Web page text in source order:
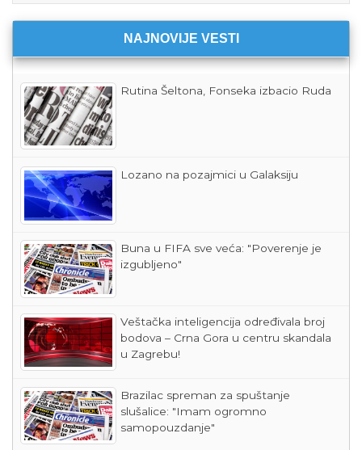
NAJNOVIJE VESTI
Rutina Šeltona, Fonseka izbacio Ruda
Lozano na pozajmici u Galaksiju
Buna u FIFA sve veća: "Poverenje je
izgubljeno"
Veštačka inteligencija određivala broj
bodova – Crna Gora u centru skandala
u Zagrebu!
Brazilac spreman za spuštanje
slušalice: "Imam ogromno
samopouzdanje"